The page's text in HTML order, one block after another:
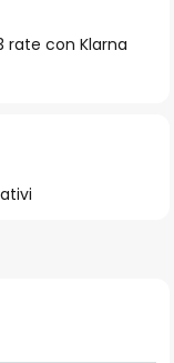
rate con Klarna